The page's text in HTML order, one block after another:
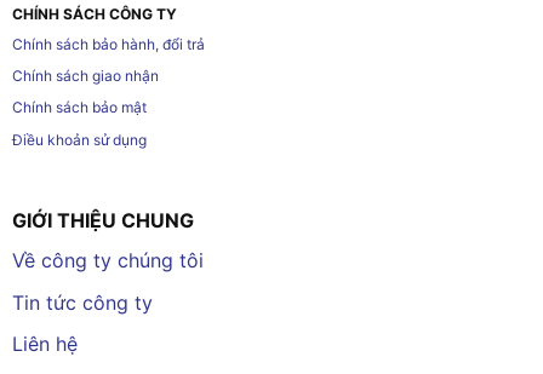
CHÍNH SÁCH CÔNG TY
Chính sách bảo hành, đổi trả
Chính sách giao nhận
Chính sách bảo mật
Điều khoản sử dụng
GIỚI THIỆU CHUNG
Về công ty chúng tôi
Tin tức công ty
Liên hệ